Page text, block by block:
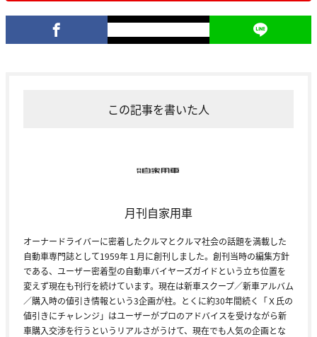
この記事を書いた人
月刊自家用車
オーナードライバーに密着したクルマとクルマ社会の話題を満載した
自動車専門誌として1959年１月に創刊しました。創刊当時の編集方針
である、ユーザー密着型の自動車バイヤーズガイドという立ち位置を
変えず現在も刊行を続けています。現在は新車スクープ／新車アルバム
／購入時の値引き情報という3企画が柱。とくに約30年間続く「Ｘ氏の
値引きにチャレンジ」はユーザーがプロのアドバイスを受けながら新
車購入交渉を行うというリアルさがうけて、現在でも人気の企画とな